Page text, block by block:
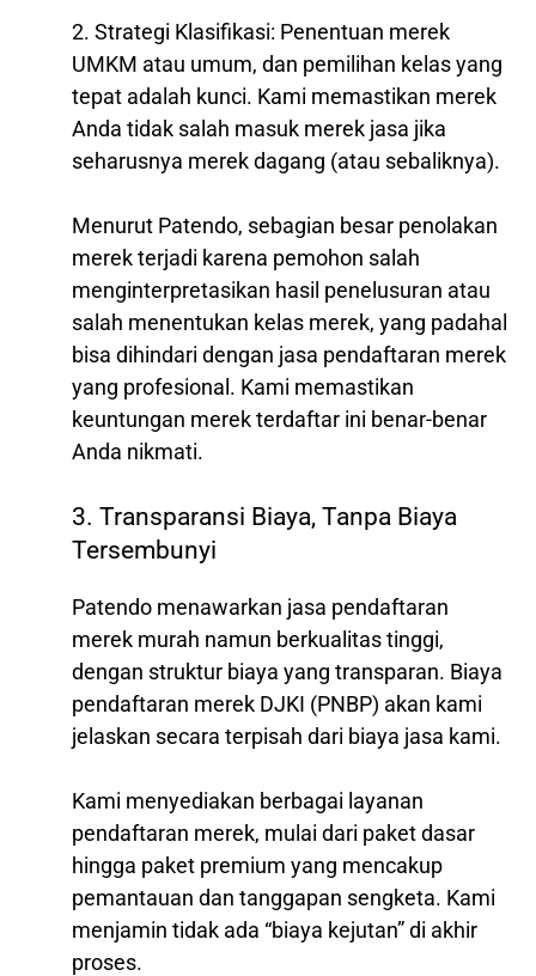
2. Strategi Klasifikasi: Penentuan merek
UMKM atau umum, dan pemilihan kelas yang
tepat adalah kunci. Kami memastikan merek
Anda tidak salah masuk merek jasa jika
seharusnya merek dagang (atau sebaliknya).
Menurut Patendo, sebagian besar penolakan
merek terjadi karena pemohon salah
menginterpretasikan hasil penelusuran atau
salah menentukan kelas merek, yang padahal
bisa dihindari dengan jasa pendaftaran merek
yang profesional. Kami memastikan
keuntungan merek terdaftar ini benar-benar
Anda nikmati.
3. Transparansi Biaya, Tanpa Biaya
Tersembunyi
Patendo menawarkan jasa pendaftaran
merek murah namun berkualitas tinggi,
dengan struktur biaya yang transparan. Biaya
pendaftaran merek DJKI (PNBP) akan kami
jelaskan secara terpisah dari biaya jasa kami.
Kami menyediakan berbagai layanan
pendaftaran merek, mulai dari paket dasar
hingga paket premium yang mencakup
pemantauan dan tanggapan sengketa. Kami
menjamin tidak ada “biaya kejutan” di akhir
proses.